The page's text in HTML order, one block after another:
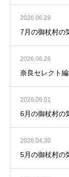
2026.06.29
7月の御杖村の
2026.06.26
奈良セレクト
2026.06.01
6月の御杖村の
2026.04.30
5月の御杖村の